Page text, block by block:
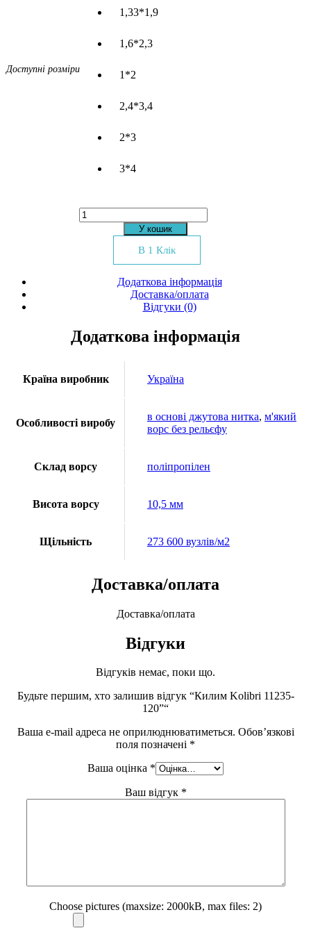
Доступні розміри
1,33*1,9
1,6*2,3
1*2
2,4*3,4
2*3
3*4
Килим
Kolibri
кількість
У кошик
В 1 Клік
Додаткова інформація
Доставка/оплата
Відгуки (0)
Додаткова інформація
Країна виробник Україна
Особливості виробу
в основі джутова нитка, м'який
ворс без рельєфу
Склад ворсу поліпропілен
Висота ворсу 10,5 мм
Щільність 273 600 вузлів/м2
Доставка/оплата
Доставка/оплата
Відгуки
Відгуків немає, поки що.
Будьте першим, хто залишив відгук “Килим Kolibri 11235-
120”“
Ваша e-mail адреса не оприлюднюватиметься. Обов’язкові
поля позначені *
Ваша оцінка *
Ваш відгук *
Choose pictures (maxsize: 2000kB, max files: 2)